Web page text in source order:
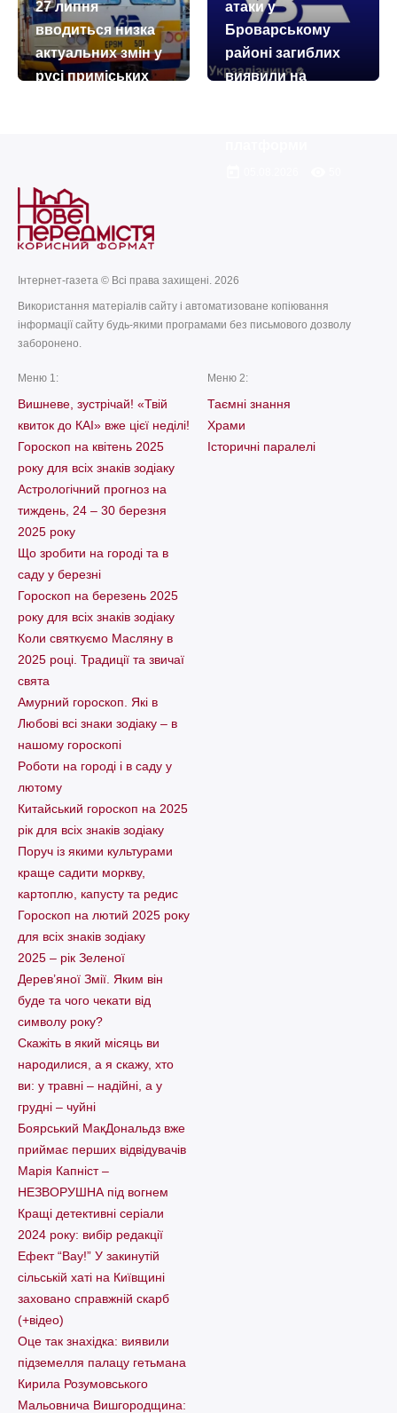
Онісима Києво-
Печерських
today21.07.2026 remove_red_eye52
цілителя
Пантелеймона
today 27.07.2026 remove_red_eye
27 липня
вводиться низка
актуальних змін у
русі приміських
атаки у
Броварському
районі загиблих
виявили на
Інтернет-газета © Всі права захищені. 2026
Використання матеріалів сайту і автоматизоване копіювання
інформації сайту будь-якими програмами без письмового дозволу
заборонено.
Меню 1:
Вишневе, зустрічай! «Твій
квиток до КАІ» вже цієї неділі!
Гороскоп на квітень 2025
року для всіх знаків зодіаку
Астрологічний прогноз на
тиждень, 24 – 30 березня
2025 року
Що зробити на городі та в
саду у березні
Гороскоп на березень 2025
року для всіх знаків зодіаку
Коли святкуємо Масляну в
2025 році. Традиції та звичаї
свята
Амурний гороскоп. Які в
Любові всі знаки зодіаку – в
нашому гороскопі
Pоботи на городі і в саду у
лютому
Китайський гороскоп на 2025
рік для всіх знаків зодіаку
Поруч із якими культурами
краще садити моркву,
картоплю, капусту та редис
Гороскоп на лютий 2025 року
для всіх знаків зодіаку
2025 – рік Зеленої
Дерев’яної Змії. Яким він
буде та чого чекати від
символу року?
Скажіть в який місяць ви
народилися, а я скажу, хто
ви: у травні – надійні, а у
грудні – чуйні
Боярський МакДональдз вже
приймає перших відвідувачів
Марія Капніст –
НЕЗВОРУШНА під вогнем
Кращі детективні серіали
2024 року: вибір редакції
Ефект “Вау!” У закинутій
сільській хаті на Київщині
заховано справжній скарб
(+відео)
Оце так знахідка: виявили
підземелля палацу гетьмана
Кирила Розумовського
Мальовнича Вишгородщина:
Меню 2:
Таємні знання
Храми
Історичні паралелі